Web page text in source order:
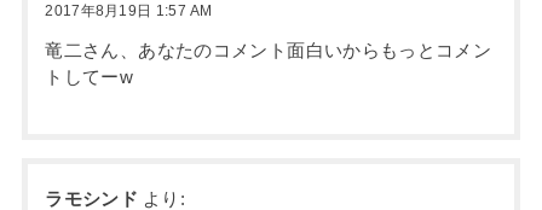
2017年8月19日 1:57 AM
竜二さん、あなたのコメント面白いからもっとコメン
トしてーw
ラモシンド より: